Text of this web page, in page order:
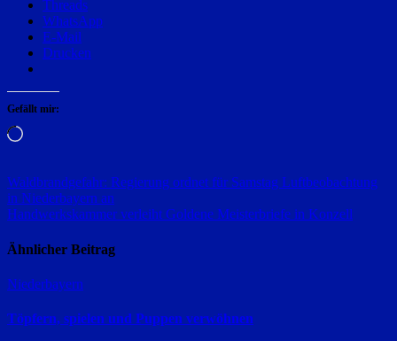
Threads
WhatsApp
E-Mail
Drucken
Gefällt mir:
Wird
Beitragsnavigation
Waldbrandgefahr: Regierung ordnet für Samstag Luftbeobachtung
in Niederbayern an
Handwerkskammer verleiht Goldene Meisterbriefe in Konzell
Ähnlicher Beitrag
Niederbayern
Töpfern, spielen und Puppen verwöhnen